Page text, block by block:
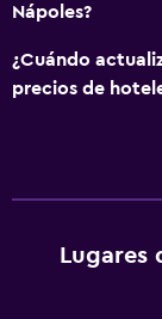
Botella de agua
Servicio de
Acceso con llave
Limpieza diaria
Botiquín de
Nápoles?
¿Cuándo
precios de
Lugares